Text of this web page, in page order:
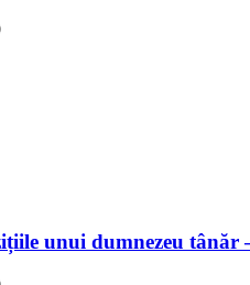
unui dumnezeu tânăr